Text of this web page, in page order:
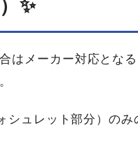
​✨
はメーカー対応とな
ュレット部分）のみ